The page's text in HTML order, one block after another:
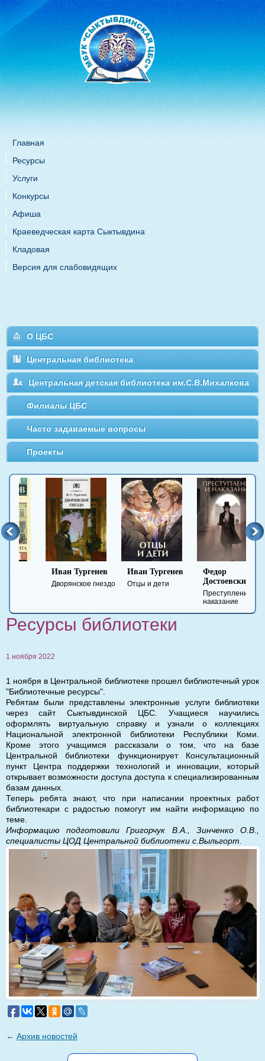
Главная
Ресурсы
Услуги
Конкурсы
Афиша
Краеведческая карта Сыктывдина
Кладовая
Версия для слабовидящих
О ЦБС
Центральная библиотека
Центральная детская библиотека им.С.В.Михалкова
Филиалы ЦБС
Часто задаваемые вопросы
Проекты
Иван Тургенев
Дворянское гнездо
Иван Тургенев
Отцы и дети
Федор
Достоевский
Преступление и
наказание
Ресурсы библиотеки
1 ноября 2022
1 ноября в Центральной библиотеке прошел библиотечный урок
"Библиотечные ресурсы".
Ребятам были представлены электронные услуги библиотеки
через сайт Сыктывдинской ЦБС. Учащиеся научились
оформлять виртуальную справку и узнали о коллекциях
Национальной электронной библиотеки Республики Коми.
Кроме этого учащимся рассказали о том, что на базе
Центральной библиотеки функционирует Консультационный
пункт Центра поддержки технологий и инновации, который
открывает возможности доступа доступа к специализированным
базам данных.
Теперь ребята знают, что при написании проектных работ
библиотекари с радостью помогут им найти информацию по
теме.
Информацию подготовили Григорчук В.А., Зинченко О.В.,
специалисты ЦОД Центральной библиотеки с.Выльгорт.
← Архив новостей